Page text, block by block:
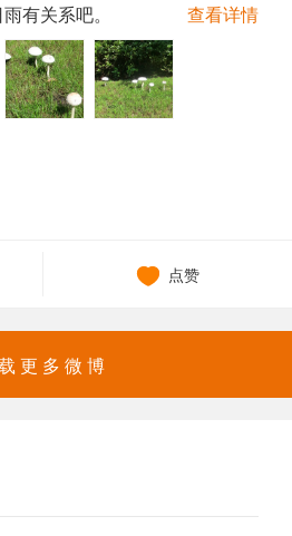
有关系吧。
查看详情
点赞
更多微博